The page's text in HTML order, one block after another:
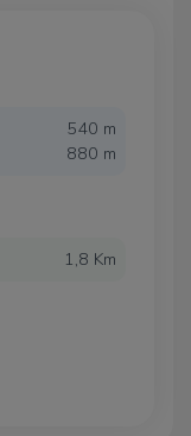
ben collegata e
540 m
880 m
1,8 Km